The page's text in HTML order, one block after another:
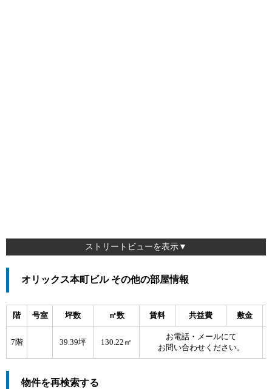
ストリートビューを表示▼
オリックス本町ビル その他の部屋情報
階 号室 坪数 ㎡数 賃料 共益費 敷金
7階 39.39坪 130.22㎡
お電話・メールにて
お問い合わせください。
物件を再検索する